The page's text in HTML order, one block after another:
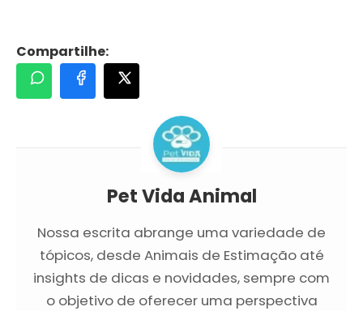
Compartilhe:
Pet Vida Animal
Nossa escrita abrange uma variedade de
tópicos, desde Animais de Estimação até
insights de dicas e novidades, sempre com
o objetivo de oferecer uma perspectiva